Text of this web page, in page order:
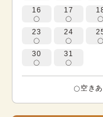
16 17
23 24
30 31
空きあ